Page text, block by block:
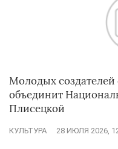
Молодых создателей
объединит
Плисецкой
КУЛЬТУРА 28 ИЮЛЯ 2026,